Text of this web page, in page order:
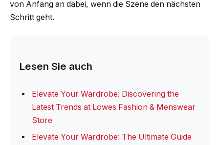
von Anfang an dabei, wenn die Szene den nächsten
Schritt geht.
Lesen Sie auch
Elevate Your Wardrobe: Discovering the
Latest Trends at Lowes Fashion & Menswear
Store
Elevate Your Wardrobe: The Ultimate Guide